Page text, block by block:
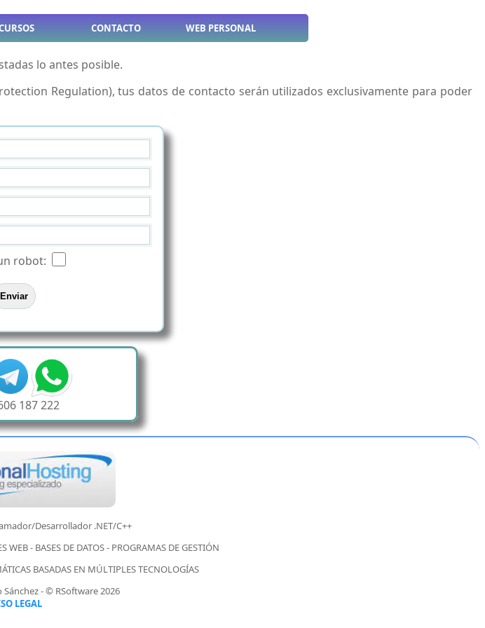
CONTACTO WEB PERSONAL
lo antes posible.
Regulation), tus datos de contacto serán utilizados exclusivamente para poder
robot:
187 222
Desarrollador .NET/C++
WEB - BASES DE DATOS - PROGRAMAS DE GESTIÓN
BASADAS EN MÚLTIPLES TECNOLOGÍAS
- © RSoftware 2026
LEGAL